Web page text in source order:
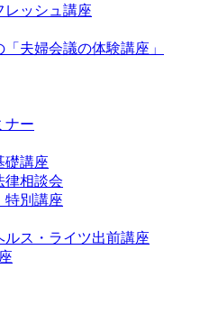
レッシュ講座
夫婦会議の体験講座」
ナー
礎講座
律相談会
特別講座
ルス・ライツ出前講座